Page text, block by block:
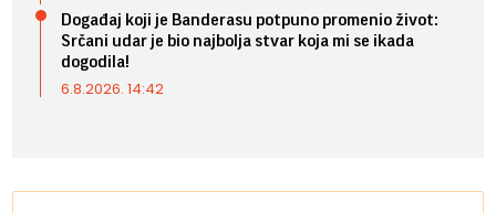
Događaj koji je Banderasu potpuno promenio život:
Srčani udar je bio najbolja stvar koja mi se ikada
dogodila!
6.8.2026. 14:42